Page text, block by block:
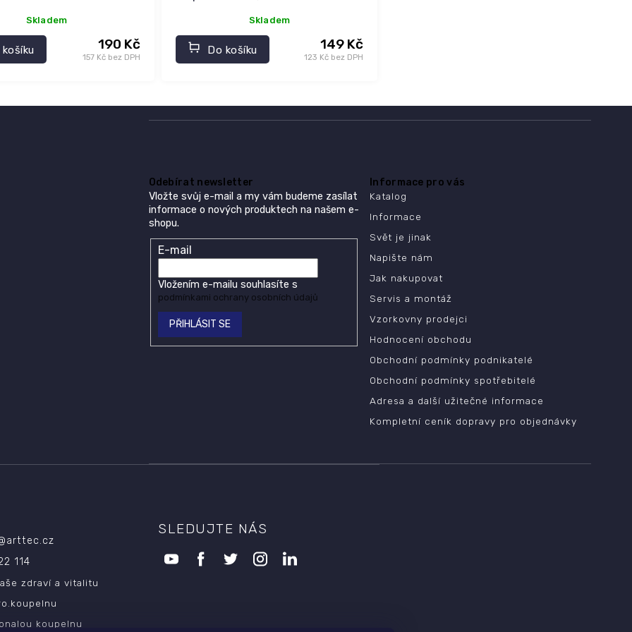
Skladem
157 Kč bez DPH
190 Kč
Skladem
123 Kč bez DPH
149 Kč
Do košíku
Odebírat newsletter
Vložte svůj e-mail a my vám budeme zasílat
informace o nových produktech na našem e-
shopu.
E-mail
Vložením e-mailu souhlasíte s
podmínkami ochrany osobních údajů
PŘIHLÁSIT SE
Informace pro vás
Katalog
Informace
Svět je jinak
Napište nám
Jak nakupovat
Servis a montáž
Vzorkovny prodejci
Hodnocení obchodu
Obchodní podmínky podnikatelé
Obchodní podmínky spotřebitelé
Adresa a další užitečné informace
Kompletní ceník dopravy pro objednávky
arttec.cz
114
zdraví a vitalitu
koupelnu
SLEDUJTE NÁS